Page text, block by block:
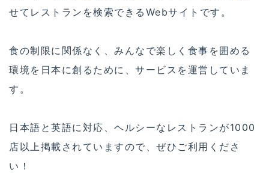
せてレストランを検索できるWebサイトです。
食の制限に関係なく、みんなで楽しく食事を囲める
環境を日本に創るために、サービスを運営していま
す。
日本語と英語に対応、ヘルシーなレストランが1000
店以上掲載されていますので、ぜひご利用くださ
い！